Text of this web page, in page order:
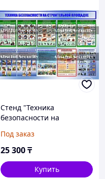
Стенд "Техника
безопасности на
Под заказ
25 300₸
Купить